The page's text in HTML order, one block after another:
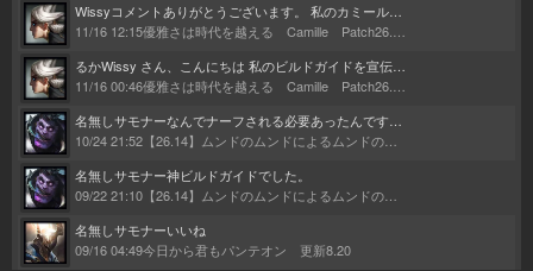
Wissyコメントありがとうございます。 私のカミールは、るか氏の記事とLiubai氏のプレイで構成されています。 何十回読んだかわからないくらいの大ファンです。記事のコンボ見て1時間くらいプラクティスに籠ったのもなつかしいです。 Discordの件送らせていただきます！！
11/16 12:15優雅さは時代を越える Camille Patch26.1～
るかWissy さん、こんにちは 私のビルドガイドを宣伝してくれてありがとうございました！ 私もまたガイドを更新しようかなと思わせる様なとても良いビルドガイドでした。 これからも頑張ってください！
11/16 00:46優雅さは時代を越える Camille Patch26.1～
名無しサモナーなんでナーフされる必要あったんですかね…。 そんな勝率高いわけでもないのに…。
10/24 21:52 【26.14】ムンドのムンドによるムンドのためのムンドガイド
名無しサモナー神ビルドガイドでした。
09/22 21:10 【26.14】ムンドのムンドによるムンドのためのムンドガイド
名無しサモナーいいね
09/16 04:49今日から君もパンテオン 更新8.20